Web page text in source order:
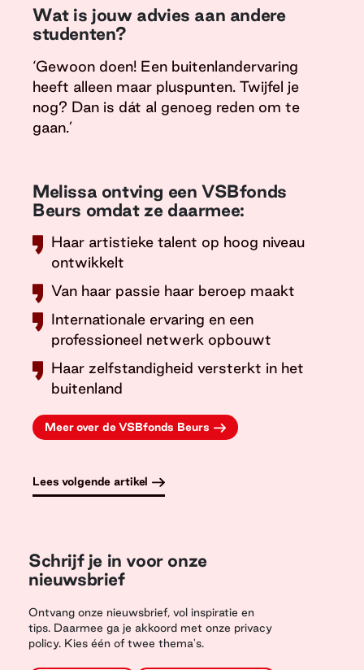
Wat is jouw advies aan andere
studenten?
‘Gewoon doen! Een buitenlandervaring
heeft alleen maar pluspunten. Twijfel je
nog? Dan is dát al genoeg reden om te
gaan.’
Melissa ontving een VSBfonds
Beurs omdat ze daarmee:
Haar artistieke talent op hoog niveau
ontwikkelt
Van haar passie haar beroep maakt
Internationale ervaring en een
professioneel netwerk opbouwt
Haar zelfstandigheid versterkt in het
buitenland
Meer over de VSBfonds Beurs
Lees volgende artikel
Schrijf je in voor onze
nieuwsbrief
Ontvang onze nieuwsbrief, vol inspiratie en
tips. Daarmee ga je akkoord met onze privacy
policy. Kies één of twee thema's.